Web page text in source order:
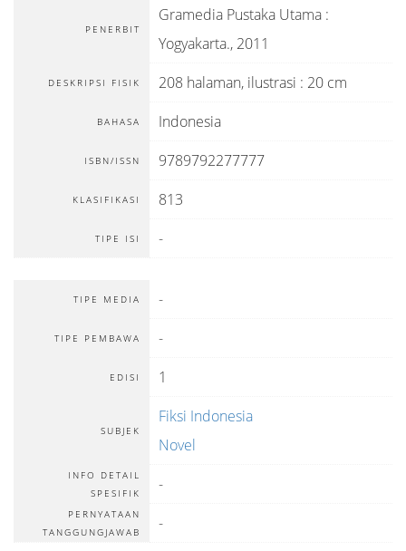
PENERBIT
Gramedia Pustaka Utama :
Yogyakarta., 2011
DESKRIPSI FISIK 208 halaman, ilustrasi : 20 cm
BAHASA Indonesia
ISBN/ISSN 9789792277777
KLASIFIKASI 813
TIPE ISI -
TIPE MEDIA -
TIPE PEMBAWA -
EDISI 1
SUBJEK
Fiksi Indonesia
Novel
INFO DETAIL
SPESIFIK
-
PERNYATAAN
TANGGUNGJAWAB
-